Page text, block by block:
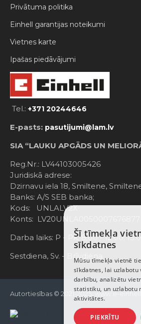
Privātuma politika
Einhell garantijas noteikumi
Vietnes karte
Ipašas piedāvājumi
Tel.: +371 20244646
E-pasts: pasutijumi@lam.lv
SIA “LAUKU APGĀDS UN
Reg.Nr.: LV44103005426
Juridiskā adrese:
Dzirnavu iela 18, Smiltene,
Banks: A/S SEB banka;
Kods: UNLALV2X
Konts: LV20UNLA0050007676877
Darba laiks: P - Pk. 8:00 - 12:00;
Sestdiena, Sv. - Brīvdiena
Autortiesības © 2021-2025, www.e-
Šī tīmekļa
sīkdatnes
Mūsu tīmekļa vietnē
sīkdatnes, lai uzlabotu
darbību, analizētu
statistiku, un uzlabotu
aktivitātes.
PIEKRĪTU